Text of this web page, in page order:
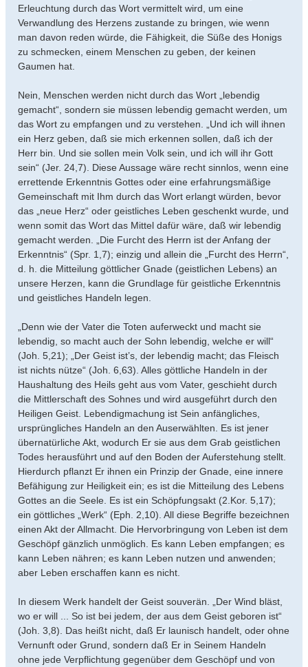
Erleuchtung durch das Wort vermittelt wird, um eine
Verwandlung des Herzens zustande zu bringen, wie wenn
man davon reden würde, die Fähigkeit, die Süße des Honigs
zu schmecken, einem Menschen zu geben, der keinen
Gaumen hat.
Nein, Menschen werden nicht durch das Wort „lebendig
gemacht“, sondern sie müssen lebendig gemacht werden, um
das Wort zu empfangen und zu verstehen. „Und ich will ihnen
ein Herz geben, daß sie mich erkennen sollen, daß ich der
Herr bin. Und sie sollen mein Volk sein, und ich will ihr Gott
sein“ (Jer. 24,7). Diese Aussage wäre recht sinnlos, wenn eine
errettende Erkenntnis Gottes oder eine erfahrungsmäßige
Gemeinschaft mit Ihm durch das Wort erlangt würden, bevor
das „neue Herz“ oder geistliches Leben geschenkt wurde, und
wenn somit das Wort das Mittel dafür wäre, daß wir lebendig
gemacht werden. „Die Furcht des Herrn ist der Anfang der
Erkenntnis“ (Spr. 1,7); einzig und allein die „Furcht des Herrn“,
d. h. die Mitteilung göttlicher Gnade (geistlichen Lebens) an
unsere Herzen, kann die Grundlage für geistliche Erkenntnis
und geistliches Handeln legen.
„Denn wie der Vater die Toten auferweckt und macht sie
lebendig, so macht auch der Sohn lebendig, welche er will“
(Joh. 5,21); „Der Geist ist’s, der lebendig macht; das Fleisch
ist nichts nütze“ (Joh. 6,63). Alles göttliche Handeln in der
Haushaltung des Heils geht aus vom Vater, geschieht durch
die Mittlerschaft des Sohnes und wird ausgeführt durch den
Heiligen Geist. Lebendigmachung ist Sein anfängliches,
ursprüngliches Handeln an den Auserwählten. Es ist jener
übernatürliche Akt, wodurch Er sie aus dem Grab geistlichen
Todes herausführt und auf den Boden der Auferstehung stellt.
Hierdurch pflanzt Er ihnen ein Prinzip der Gnade, eine innere
Befähigung zur Heiligkeit ein; es ist die Mitteilung des Lebens
Gottes an die Seele. Es ist ein Schöpfungsakt (2.Kor. 5,17);
ein göttliches „Werk“ (Eph. 2,10). All diese Begriffe bezeichnen
einen Akt der Allmacht. Die Hervorbringung von Leben ist dem
Geschöpf gänzlich unmöglich. Es kann Leben empfangen; es
kann Leben nähren; es kann Leben nutzen und anwenden;
aber Leben erschaffen kann es nicht.
In diesem Werk handelt der Geist souverän. „Der Wind bläst,
wo er will ... So ist bei jedem, der aus dem Geist geboren ist“
(Joh. 3,8). Das heißt nicht, daß Er launisch handelt, oder ohne
Vernunft oder Grund, sondern daß Er in Seinem Handeln
ohne jede Verpflichtung gegenüber dem Geschöpf und von